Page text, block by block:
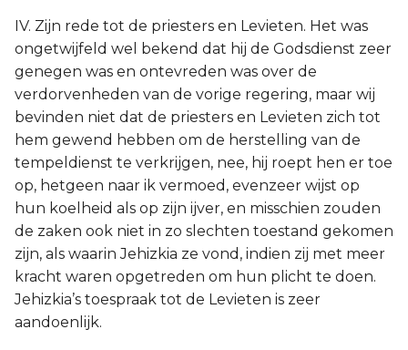
IV. Zijn rede tot de priesters en Levieten. Het was
ongetwijfeld wel bekend dat hij de Godsdienst zeer
genegen was en ontevreden was over de
verdorvenheden van de vorige regering, maar wij
bevinden niet dat de priesters en Levieten zich tot
hem gewend hebben om de herstelling van de
tempeldienst te verkrijgen, nee, hij roept hen er toe
op, hetgeen naar ik vermoed, evenzeer wijst op
hun koelheid als op zijn ijver, en misschien zouden
de zaken ook niet in zo slechten toestand gekomen
zijn, als waarin Jehizkia ze vond, indien zij met meer
kracht waren opgetreden om hun plicht te doen.
Jehizkia’s toespraak tot de Levieten is zeer
aandoenlijk.